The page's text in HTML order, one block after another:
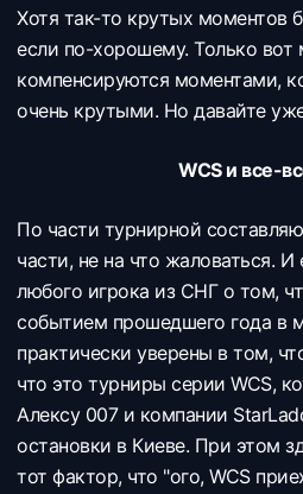
Хотя так-то крутых моментов
если по-хорошему. Только вот
компенсируются моментами,
очень крутыми. Но давайте
WCS и все-
По части турнирной
части, не на что жаловаться.
любого игрока из СНГ о том,
событием прошедшего года в
практически уверены в том,
что это турниры серии WCS,
Алексу 007 и компании
остановки в Киеве. При этом
тот фактор, что "ого, WCS